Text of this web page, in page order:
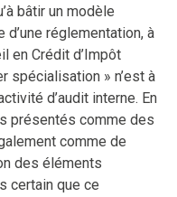
bâtir un modèle
réglementation, à
en Crédit d’Impôt
spécialisation » n’est à
d’audit interne. En
présentés comme des
comme de
des éléments
certain que ce